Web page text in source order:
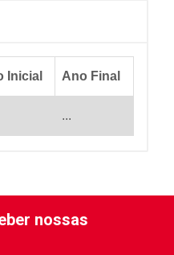
Inicial Ano Final
...
nossas